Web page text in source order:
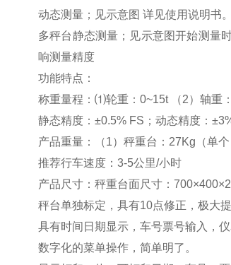
动态测量；见示意图 详见使用说明书。
多秤台静态测量；见示意图开始测量
响测量精度
功能特点：
称重量程：⑴轮重：0~15t （2）轴
静态精度：±0.5% FS；动态精度：
产品重量：（1）秤重台：27Kg（单个
推荐行车速度：3-5公里/小时
产品尺寸：秤重台面尺寸：
秤台单独标定，具有10点修正，极大
具有时间日期显示，车号票号输入，
数字化的菜单操作，简单明了。